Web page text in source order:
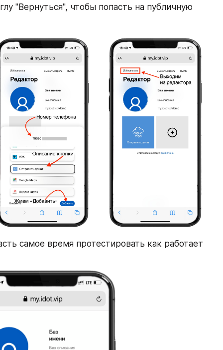
"Вернуться", чтобы попасть на публичную
самое время протестировать как работает